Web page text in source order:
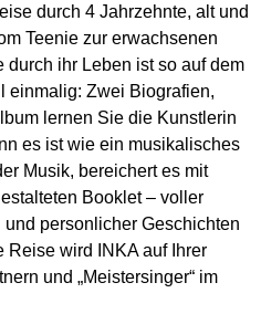
durch 4 Jahrzehnte, alt und
Teenie zur erwachsenen
ihr Leben ist so auf dem
einmalig: Zwei Biografien,
lernen Sie die Kunstlerin
es ist wie ein musikalisches
Musik, bereichert es mit
Booklet – voller
personlicher Geschichten
Reise wird INKA auf Ihrer
und „Meistersinger“ im